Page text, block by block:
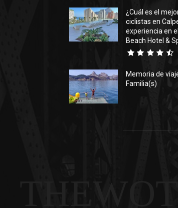
¿Cuál es el
ciclistas en
experiencia en
Beach Hotel &
Memoria de
Familia(s)